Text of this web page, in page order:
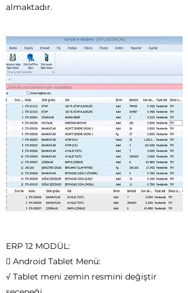
almaktadır.
ERP 12 MODÜL:
 Android Tablet Menü:
√ Tablet meni zemin resmini değiştir